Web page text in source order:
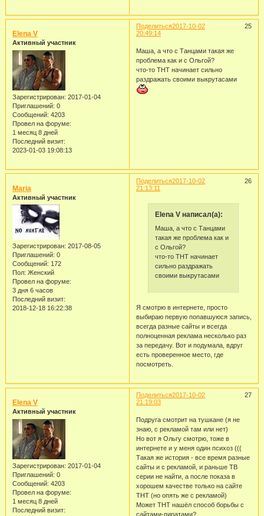
Поделиться 25
2017-10-02
20:49:14
Elena V
Активный участник
Зарегистрирован: 2017-01-04
Приглашений: 0
Сообщений: 4203
Провел на форуме:
1 месяц 8 дней
Последний визит:
2023-01-03 19:08:13
Маша, а что с Танцами такая же
проблема как и с Ольгой?
что-то ТНТ начинает сильно
раздражать своими выкрутасами
Поделиться 26
2017-10-02
21:13:11
Maria
Активный участник
Зарегистрирован: 2017-08-05
Приглашений: 0
Сообщений: 172
Пол: Женский
Провел на форуме:
3 дня 6 часов
Последний визит:
2018-12-18 16:22:38
Elena V написал(а):
Маша, а что с Танцами
такая же проблема как и
с Ольгой?
что-то ТНТ начинает
сильно раздражать
своими выкрутасами
Я смотрю в интернете, просто
выбираю первую попавшуюся запись,
всегда разные сайты и всегда
полноценная реклама несколько раз
за передачу. Вот и подумала, вдруг
есть проверенное место, где
посмотреть.
Поделиться 27
2017-10-02
21:19:03
Elena V
Активный участник
Зарегистрирован: 2017-01-04
Приглашений: 0
Сообщений: 4203
Провел на форуме:
1 месяц 8 дней
Последний визит:
Подруга смотрит на тушкане (я не
знаю, с рекламой там или нет)
Но вот я Ольгу смотрю, тоже в
интернете и у меня один психоз (((
Такая же история - все время разные
сайты и с рекламой, и раньше ТВ
серии не найти, а после показа в
хорошем качестве только на сайте
ТНТ (но опять же с рекламой)
Может ТНТ нашёл способ борьбы с
сайтами-пиратами?